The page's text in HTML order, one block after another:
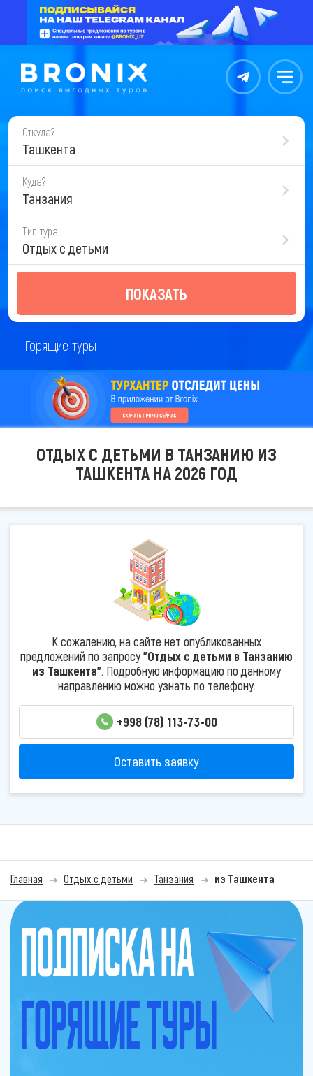
Контакты Меню
Откуда?
Ташкента
Куда?
Танзания
Тип тура
Отдых с детьми
ПОКАЗАТЬ
Горящие туры
ОТДЫХ С ДЕТЬМИ В ТАНЗАНИЮ ИЗ
ТАШКЕНТА НА 2026 ГОД
К сожалению, на сайте нет опубликованных
предложений по запросу"Отдых с детьми в Танзанию
из Ташкента". Подробную информацию по данному
направлению можно узнать по телефону:
+998 (78) 113-73-00
Оставить заявку
Главная Отдых с детьми Танзания из Ташкента